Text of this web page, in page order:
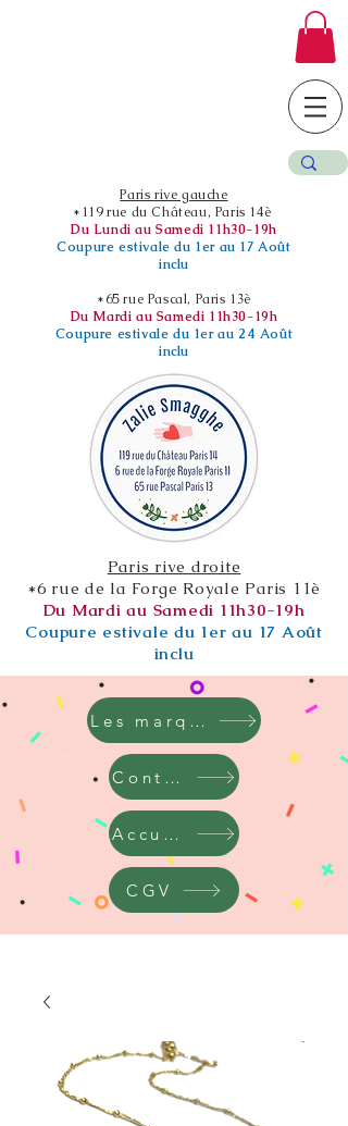
Paris rive gauche
*119 rue du Château, Paris 14è
Du Lundi au Samedi 11h30-19h
Coupure estivale du 1er au 17 Août
inclu
*65 rue Pascal, Paris 13è
Du Mardi au Samedi 11h30-19h
Coupure estivale du 1er au 24 Août
inclu
Paris rive droite
*6 rue de la Forge Royale Paris 11è
Du Mardi au Samedi 11h30-19h
Coupure estivale du 1er au 17 Août
inclu
Les marques
Contact
Accueil
CGV